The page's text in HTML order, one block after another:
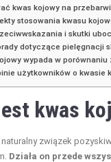
kwas kojowy na
stosowania kwasu
i skutki
dotyczące pielęgnacji
wypada w
użytkowników o kwasie
kwas
, naturalny związek
Działa on przede